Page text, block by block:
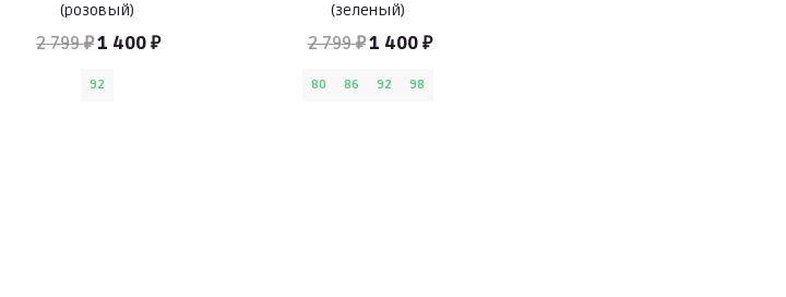
(розовый)
2 799 ₽1 400 ₽
92
(зеленый)
2 799 ₽1 400 ₽
80 86 92 98